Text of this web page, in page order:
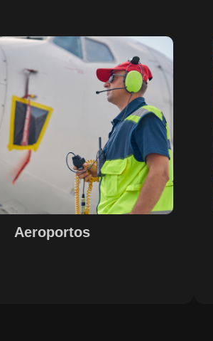
Aeroportos
o Case Aeroportos
EPS, Juiz de Fora e SETE,
Maestro, trouxe soluções inovadoras
gestão e operação de aeroportos. A
de tecnologias avançadas garantiu
nos resultados, com destaque
de acesso, limpeza e conservação,
de processos operacionais. A
automação de processos internos
agilidade e precisão nas operações.